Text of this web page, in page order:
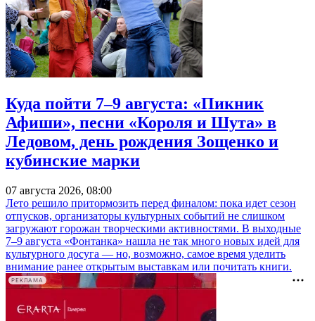
Куда пойти 7–9 августа: «Пикник
Афиши», песни «Короля и Шута» в
Ледовом, день рождения Зощенко и
кубинские марки
07 августа 2026, 08:00
Лето решило притормозить перед финалом: пока идет сезон
отпусков, организаторы культурных событий не слишком
загружают горожан творческими активностями. В выходные
7–9 августа «Фонтанка» нашла не так много новых идей для
культурного досуга — но, возможно, самое время уделить
внимание ранее открытым выставкам или почитать книги.
РЕКЛАМА